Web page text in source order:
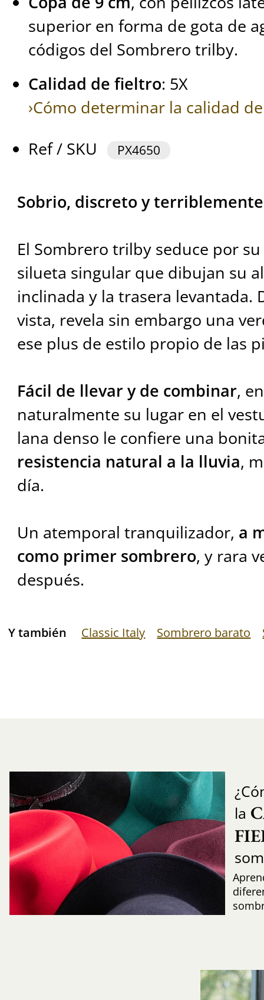
superior en forma de gota de
códigos del Sombrero trilby.
Calidad de fieltro: 5X
›Cómo determinar la calidad
Ref / SKU
PX4650
Sobrio, discreto y
El Sombrero trilby seduce por
silueta singular que dibujan su
inclinada y la trasera levantada.
vista, revela sin embargo una
ese plus de estilo propio de las
Fácil de llevar y de combinar,
naturalmente su lugar en el
lana denso le confiere una
resistencia natural a la lluvia,
día.
Un atemporal tranquilizador, a
como primer sombrero, y rara
después.
Y también Classic Italy Sombrero barato
la